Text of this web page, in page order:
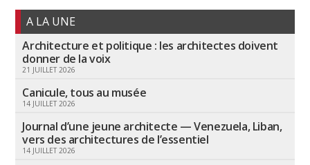
A LA UNE
Architecture et politique : les architectes doivent
donner de la voix
21 JUILLET 2026
Canicule, tous au musée
14 JUILLET 2026
Journal d’une jeune architecte — Venezuela, Liban,
vers des architectures de l’essentiel
14 JUILLET 2026